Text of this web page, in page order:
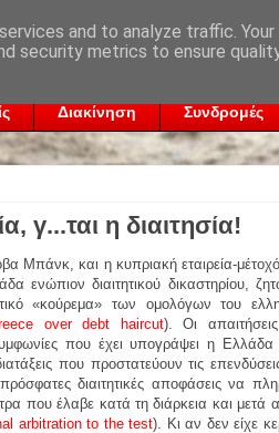
Διακίνηση Συνδρομές
γ...ται η διαιτησία!
Μπάνκ, και η κυπριακή εταιρεία-
ενώπιον διαιτητικού δικαστηρίου,
«κούρεμα» των ομολόγων του
over debt haircut). Οι
συμφωνίες που έχει υπογράψει η
που προστατεύουν τις
διαιτητικές αποφάσεις να
που έλαβε κατά τη διάρκεια και μετά
arbitration to the test). Κι αν δεν είχε
and to analyze traffic.
security metrics to ensure